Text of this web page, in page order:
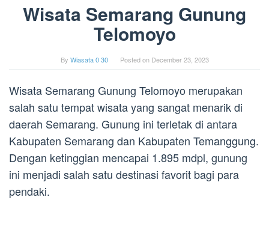
Wisata Semarang Gunung
Telomoyo
By Wiasata 0 30 Posted on December 23, 2023
Wisata Semarang Gunung Telomoyo merupakan
salah satu tempat wisata yang sangat menarik di
daerah Semarang. Gunung ini terletak di antara
Kabupaten Semarang dan Kabupaten Temanggung.
Dengan ketinggian mencapai 1.895 mdpl, gunung
ini menjadi salah satu destinasi favorit bagi para
pendaki.